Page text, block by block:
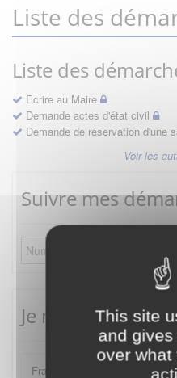
This site
and
over what
Liste des
Liste des
Ecrire au Maire
Demande actes d'état civil
Demande de réservation d'une
Voir les
Suivre mes
Je me connecte
FranceConnect est la solution